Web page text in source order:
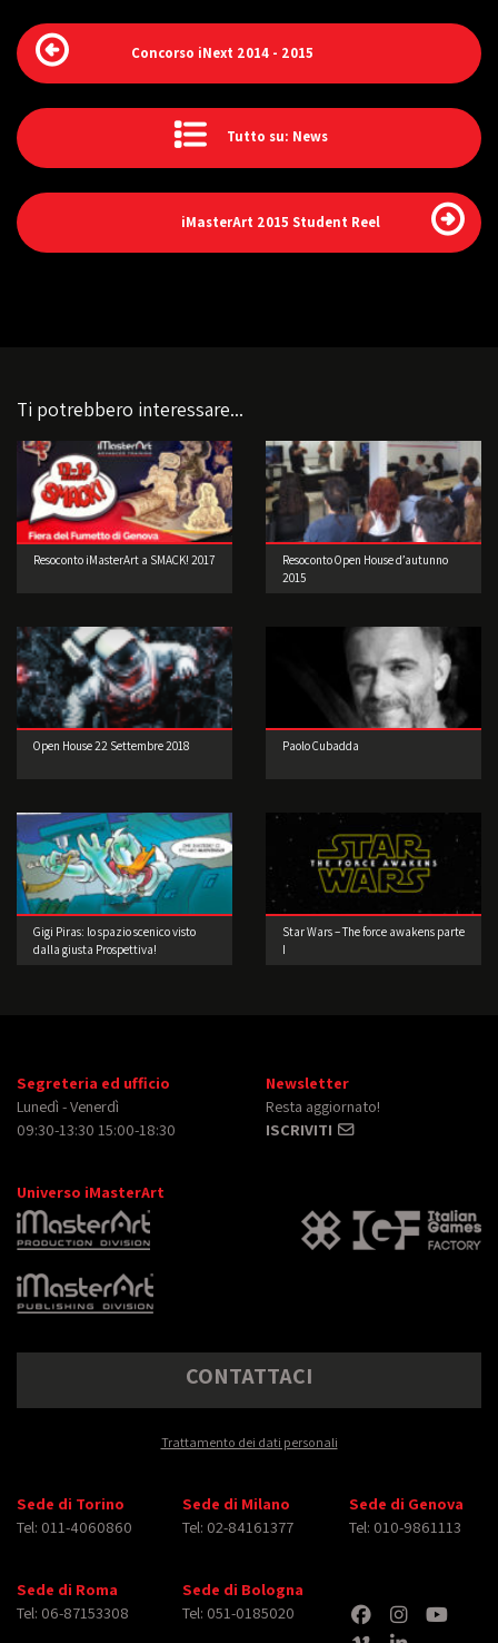
Concorso iNext 2014 - 2015
Tutto su: News
iMasterArt 2015 Student Reel
Ti potrebbero interessare...
Resoconto iMasterArt a SMACK! 2017
Resoconto Open House d’autunno
2015
Open House 22 Settembre 2018 Paolo Cubadda
Gigi Piras: lo spazio scenico visto
dalla giusta Prospettiva!
Star Wars – The force awakens parte
I
Segreteria ed ufficio
Lunedì - Venerdì
09:30-13:30 15:00-18:30
Newsletter
Resta aggiornato!
ISCRIVITI
Universo iMasterArt
CONTATTACI
Trattamento dei dati personali
Sede di Torino
Tel: 011-4060860
Sede di Milano
Tel: 02-84161377
Sede di Genova
Tel: 010-9861113
Sede di Roma
Tel: 06-87153308
Sede di Bologna
Tel: 051-0185020